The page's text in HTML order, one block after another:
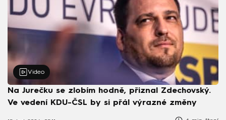
Video
Na Jurečku se zlobím hodně, přiznal Zdechovský.
Ve vedení KDU-ČSL by si přál výrazné změny